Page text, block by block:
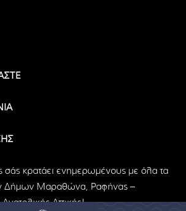
σάς κρατάει ενημερωμένους με όλα τα
Δήμων Μαραθώνα, Ραφήνας –
Αττικής!